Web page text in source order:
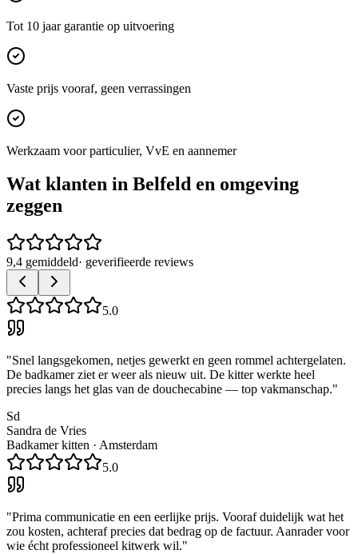
Tot 10 jaar garantie op uitvoering
Vaste prijs vooraf, geen verrassingen
Werkzaam voor particulier, VvE en aannemer
Wat klanten in Belfeld en omgeving
zeggen
9,4 gemiddeld· geverifieerde reviews
5.0
"Snel langsgekomen, netjes gewerkt en geen rommel achtergelaten.
De badkamer ziet er weer als nieuw uit. De kitter werkte heel
precies langs het glas van de douchecabine — top vakmanschap."
Sd
Sandra de Vries
Badkamer kitten · Amsterdam
5.0
"Prima communicatie en een eerlijke prijs. Vooraf duidelijk wat het
zou kosten, achteraf precies dat bedrag op de factuur. Aanrader voor
wie écht professioneel kitwerk wil."